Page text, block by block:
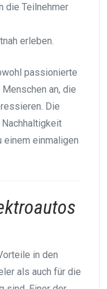
die Teilnehmer
erleben.
passionierte
an, die
Die
Nachhaltigkeit
einem einmaligen
in den
als auch für die